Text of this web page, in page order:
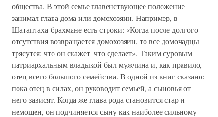
общества. В этой семье главенствующее положение
занимал глава дома или домохозяин. Например, в
Шатаптаха-брахмане есть строки: «Когда после долгого
отсутствия возвращается домохозяин, то все домочадцы
трясутся: что он скажет, что сделает». Таким суровым
патриархальным владыкой был мужчина и, как правило,
отец всего большого семейства. В одной из книг сказано:
пока отец в силах, он руководит семьей, а сыновья от
него зависят. Когда же глава рода становится стар и
немощен, он подчиняется сыну как наиболее сильному